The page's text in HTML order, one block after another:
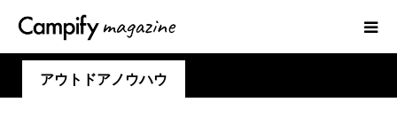
アウトドアノウハウ